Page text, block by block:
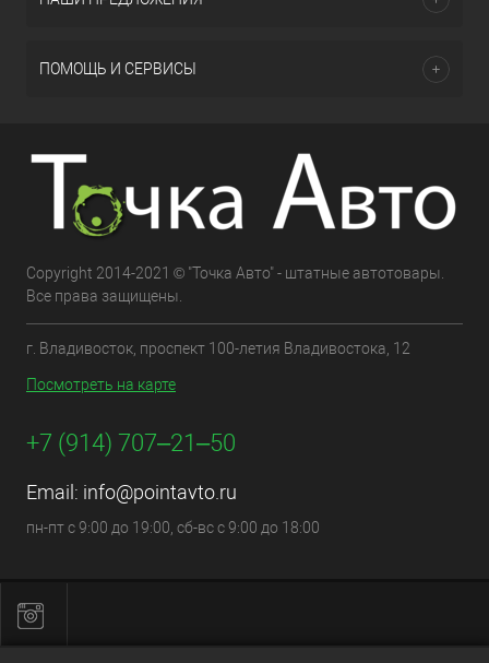
ПОМОЩЬ И СЕРВИСЫ
Copyright 2014-2021 © "Точка Авто" - штатные автотовары.
Все права защищены.
г. Владивосток, проспект 100-летия Владивостока, 12
Посмотреть на карте
+7 (914) 707‒21‒50
Email: info@pointavto.ru
пн-пт с 9:00 до 19:00, сб-вс с 9:00 до 18:00